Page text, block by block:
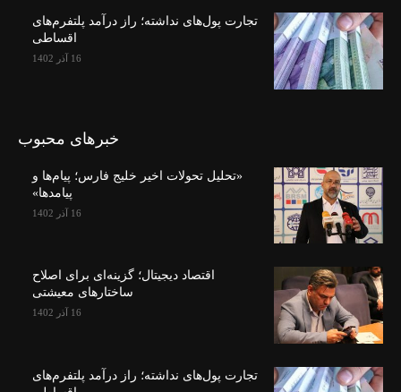
تجارت پول‌های نداشته؛ راز درآمد پلتفرم‌های
اقساطی
16 آذر 1402
خبرهای محبوب
«تحلیل تحولات اخیر خلیج فارس؛ پیام‌ها و
پیامدها»
16 آذر 1402
اقتصاد دیجیتال؛ گزینه‌ای برای اصلاح
ساختارهای معیشتی
16 آذر 1402
تجارت پول‌های نداشته؛ راز درآمد پلتفرم‌های